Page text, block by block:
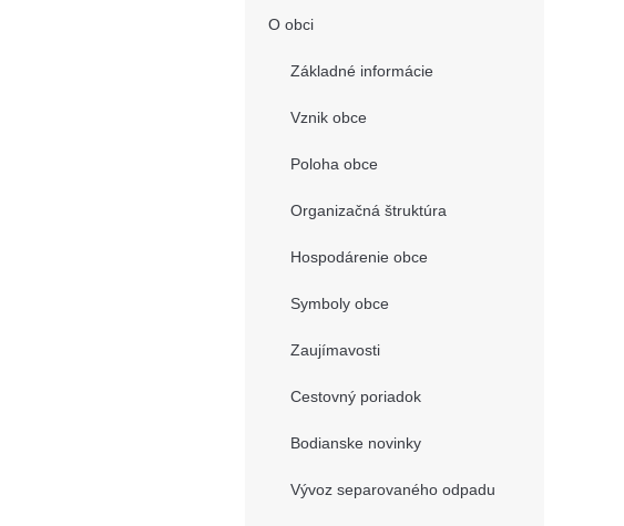
O obci
Základné informácie
Vznik obce
Poloha obce
Organizačná štruktúra
Hospodárenie obce
Symboly obce
Zaujímavosti
Cestovný poriadok
Bodianske novinky
Vývoz separovaného odpadu